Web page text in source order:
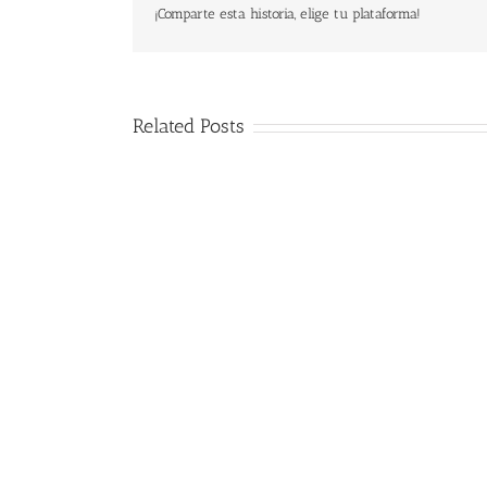
¡Comparte esta historia, elige tu plataforma!
Related Posts